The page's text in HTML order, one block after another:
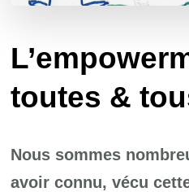
toutes &
Nous sommes
avoir connu, vécu